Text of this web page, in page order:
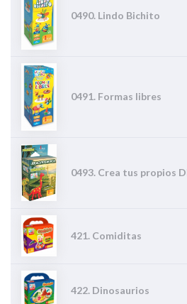
0490. Lindo Bichito
0491. Formas libres
0493. Crea tus propios
421. Comiditas
422. Dinosaurios